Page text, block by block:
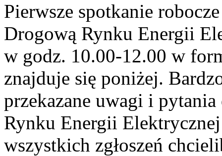
Pierwsze spotkanie
Drogową Rynku Energii
w godz. 10.00-12.00 w
znajduje się poniżej.
przekazane uwagi i
Rynku Energii
wszystkich zgłoszeń